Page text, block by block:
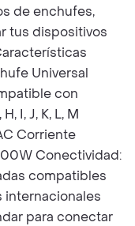
de enchufes,
tus dispositivos
Universal
con
I, J, K, L, M
Corriente
Conectividad:
compatibles
para conectar